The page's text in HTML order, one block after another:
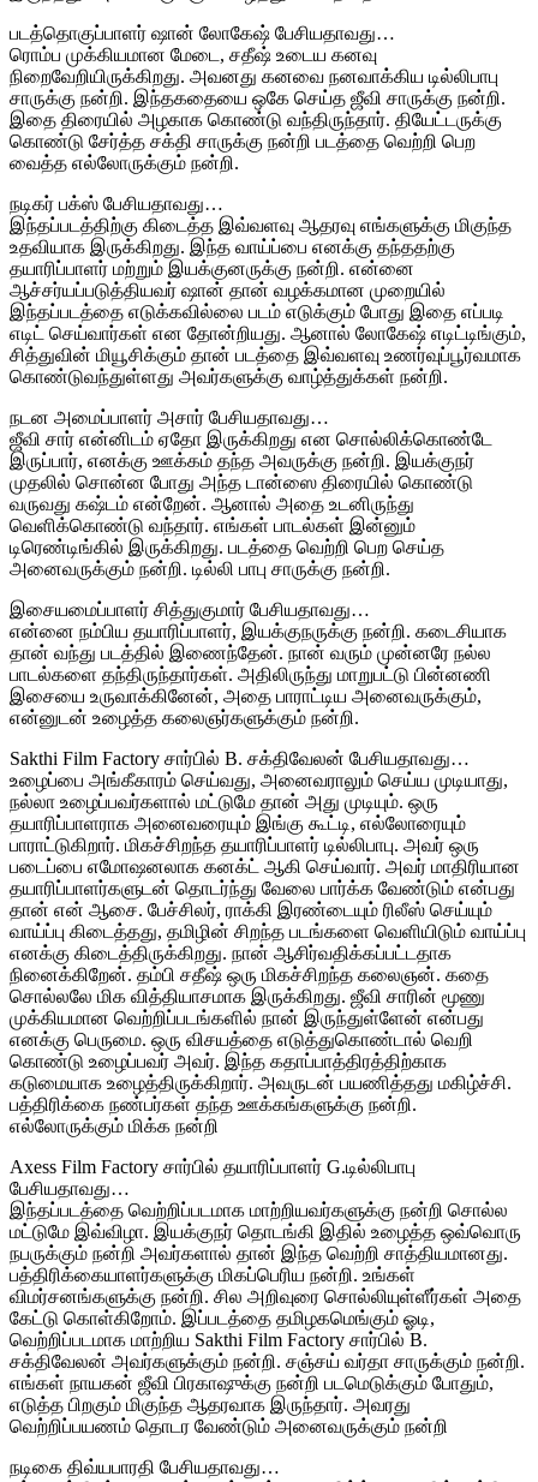
படத்தொகுப்பாளர் ஷான் லோகேஷ் பேசியதாவது…
ரொம்ப முக்கியமான மேடை, சதீஷ் உடைய கனவு
நிறைவேறியிருக்கிறது. அவனது கனவை நனவாக்கிய டில்லிபாபு
சாருக்கு நன்றி. இந்தகதையை ஒகே செய்த ஜீவி சாருக்கு நன்றி.
இதை திரையில் அழகாக கொண்டு வந்திருந்தார். தியேட்டருக்கு
கொண்டு சேர்த்த சக்தி சாருக்கு நன்றி படத்தை வெற்றி பெற
வைத்த எல்லோருக்கும் நன்றி.
நடிகர் பக்ஸ் பேசியதாவது…
இந்தப்படத்திற்கு கிடைத்த இவ்வளவு ஆதரவு எங்களுக்கு மிகுந்த
உதவியாக இருக்கிறது. இந்த வாய்ப்பை எனக்கு தந்ததற்கு
தயாரிப்பாளர் மற்றும் இயக்குனருக்கு நன்றி. என்னை
ஆச்சர்யப்படுத்தியவர் ஷான் தான் வழக்கமான முறையில்
இந்தப்படத்தை எடுக்கவில்லை படம் எடுக்கும் போது இதை எப்படி
எடிட் செய்வார்கள் என தோன்றியது. ஆனால் லோகேஷ் எடிட்டிங்கும்,
சித்துவின் மியூசிக்கும் தான் படத்தை இவ்வளவு உணர்வுப்பூர்வமாக
கொண்டுவந்துள்ளது அவர்களுக்கு வாழ்த்துக்கள் நன்றி.
நடன அமைப்பாளர் அசார் பேசியதாவது…
ஜீவி சார் என்னிடம் ஏதோ இருக்கிறது என சொல்லிக்கொண்டே
இருப்பார், எனக்கு ஊக்கம் தந்த அவருக்கு நன்றி. இயக்குநர்
முதலில் சொன்ன போது அந்த டான்ஸை திரையில் கொண்டு
வருவது கஷ்டம் என்றேன். ஆனால் அதை உடனிருந்து
வெளிக்கொண்டு வந்தார். எங்கள் பாடல்கள் இன்னும்
டிரெண்டிங்கில் இருக்கிறது. படத்தை வெற்றி பெற செய்த
அனைவருக்கும் நன்றி. டில்லி பாபு சாருக்கு நன்றி.
இசையமைப்பாளர் சித்துகுமார் பேசியதாவது…
என்னை நம்பிய தயாரிப்பாளர், இயக்குநருக்கு நன்றி. கடைசியாக
தான் வந்து படத்தில் இணைந்தேன். நான் வரும் முன்னரே நல்ல
பாடல்களை தந்திருந்தார்கள். அதிலிருந்து மாறுபட்டு பின்னணி
இசையை உருவாக்கினேன், அதை பாராட்டிய அனைவருக்கும்,
என்னுடன் உழைத்த கலைஞர்களுக்கும் நன்றி.
Sakthi Film Factory சார்பில் B. சக்திவேலன் பேசியதாவது…
உழைப்பை அங்கீகாரம் செய்வது, அனைவராலும் செய்ய முடியாது,
நல்லா உழைப்பவர்களால் மட்டுமே தான் அது முடியும். ஒரு
தயாரிப்பாளராக அனைவரையும் இங்கு கூட்டி, எல்லோரையும்
பாராட்டுகிறார். மிகச்சிறந்த தயாரிப்பாளர் டில்லிபாபு. அவர் ஒரு
படைப்பை எமோஷனலாக கனக்ட் ஆகி செய்வார். அவர் மாதிரியான
தயாரிப்பாளர்களுடன் தொடர்ந்து வேலை பார்க்க வேண்டும் என்பது
தான் என் ஆசை. பேச்சிலர், ராக்கி இரண்டையும் ரிலீஸ் செய்யும்
வாய்ப்பு கிடைத்தது, தமிழின் சிறந்த படங்களை வெளியிடும் வாய்ப்பு
எனக்கு கிடைத்திருக்கிறது. நான் ஆசிர்வதிக்கப்பட்டதாக
நினைக்கிறேன். தம்பி சதீஷ் ஒரு மிகச்சிறந்த கலைஞன். கதை
சொல்லலே மிக வித்தியாசமாக இருக்கிறது. ஜீவி சாரின் மூணு
முக்கியமான வெற்றிப்படங்களில் நான் இருந்துள்ளேன் என்பது
எனக்கு பெருமை. ஒரு விசயத்தை எடுத்துகொண்டால் வெறி
கொண்டு உழைப்பவர் அவர். இந்த கதாப்பாத்திரத்திற்காக
கடுமையாக உழைத்திருக்கிறார். அவருடன் பயணித்தது மகிழ்ச்சி.
பத்திரிக்கை நண்பர்கள் தந்த ஊக்கங்களுக்கு நன்றி.
எல்லோருக்கும் மிக்க நன்றி
Axess Film Factory சார்பில் தயாரிப்பாளர் G.டில்லிபாபு
பேசியதாவது…
இந்தப்படத்தை வெற்றிப்படமாக மாற்றியவர்களுக்கு நன்றி சொல்ல
மட்டுமே இவ்விழா. இயக்குநர் தொடங்கி இதில் உழைத்த ஒவ்வொரு
நபருக்கும் நன்றி அவர்களால் தான் இந்த வெற்றி சாத்தியமானது.
பத்திரிக்கையாளர்களுக்கு மிகப்பெரிய நன்றி. உங்கள்
விமர்சனங்களுக்கு நன்றி. சில அறிவுரை சொல்லியுள்ளீர்கள் அதை
கேட்டு கொள்கிறோம். இப்படத்தை தமிழகமெங்கும் ஓடி,
வெற்றிப்படமாக மாற்றிய Sakthi Film Factory சார்பில் B.
சக்திவேலன் அவர்களுக்கும் நன்றி. சஞ்சய் வர்தா சாருக்கும் நன்றி.
எங்கள் நாயகன் ஜீவி பிரகாஷுக்கு நன்றி படமெடுக்கும் போதும்,
எடுத்த பிறகும் மிகுந்த ஆதரவாக இருந்தார். அவரது
வெற்றிப்பயணம் தொடர வேண்டும் அனைவருக்கும் நன்றி
நடிகை திவ்யபாரதி பேசியதாவது…